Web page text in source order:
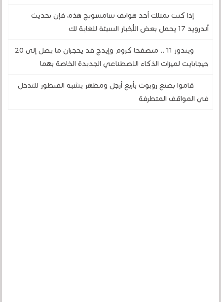
إذا كنت تمتلك أحد هواتف سامسونج هذه، فإن تحديث
أندرويد 17 يحمل بعض الأخبار السيئة للغاية لك
ويندوز 11 .. متصفحا كروم وإيدج قد يحجزان ما يصل إلى 20
جيجابايت لميزات الذكاء الاصطناعي الجديدة الخاصة بهما
قاموا بصنع روبوت بأربع أرجل ومظهر يشبه القنطور للتدخل
في المواقف المتطرفة